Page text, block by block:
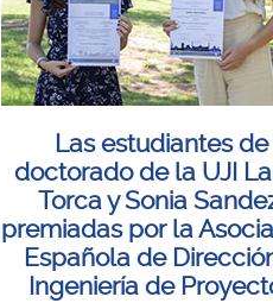
Las estudiantes de
doctorado de la UJI
Torca y Sonia
premiadas por la
Española de
Ingeniería de